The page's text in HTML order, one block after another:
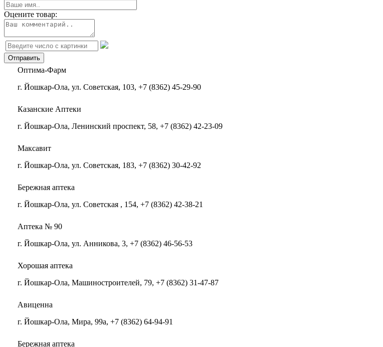
Оцените товар:
Оптима-Фарм
г. Йошкар-Ола, ул. Советская, 103, +7 (8362) 45-29-90
Казанские Аптеки
г. Йошкар-Ола, Ленинский проспект, 58, +7 (8362) 42-23-09
Максавит
г. Йошкар-Ола, ул. Советская, 183, +7 (8362) 30-42-92
Бережная аптека
г. Йошкар-Ола, ул. Советская , 154, +7 (8362) 42-38-21
Аптека № 90
г. Йошкар-Ола, ул. Анникова, 3, +7 (8362) 46-56-53
Хорошая аптека
г. Йошкар-Ола, Машиностроителей, 79, +7 (8362) 31-47-87
Авиценна
г. Йошкар-Ола, Мира, 99а, +7 (8362) 64-94-91
Бережная аптека